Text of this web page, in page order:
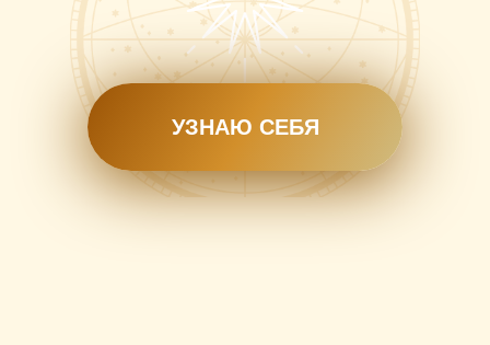
УЗНАЮ СЕБЯ